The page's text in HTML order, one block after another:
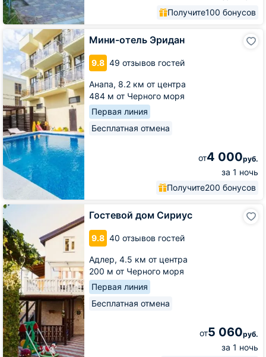
Получите100 бонусов
Мини-отель Эридан
9.8 49 отзывов гостей
Анапа, 8.2 км от центра
484 м от Черного моря
Первая линия
Бесплатная отмена
от4 000руб.
за 1 ночь
Получите200 бонусов
Мини-
отель
Эридан
Гостевой дом Сириус
9.8 40 отзывов гостей
Адлер, 4.5 км от центра
200 м от Черного моря
Первая линия
Бесплатная отмена
от5 060руб.
за 1 ночь
Гостевой
дом
Сириус